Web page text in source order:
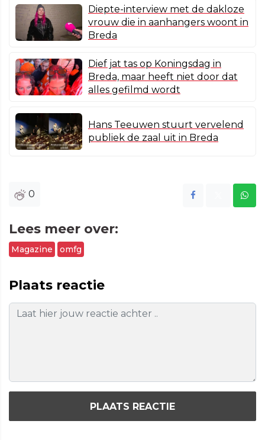
Diepte-interview met de dakloze
vrouw die in aanhangers woont in
Breda
Dief jat tas op Koningsdag in
Breda, maar heeft niet door dat
alles gefilmd wordt
Hans Teeuwen stuurt vervelend
publiek de zaal uit in Breda
0
Lees meer over:
Magazine omfg
Plaats reactie
PLAATS REACTIE